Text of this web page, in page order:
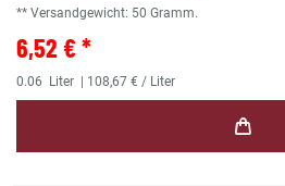
** Versandgewicht: 50 Gramm.
6,52 € *
0.06 Liter | 108,67 € / Liter